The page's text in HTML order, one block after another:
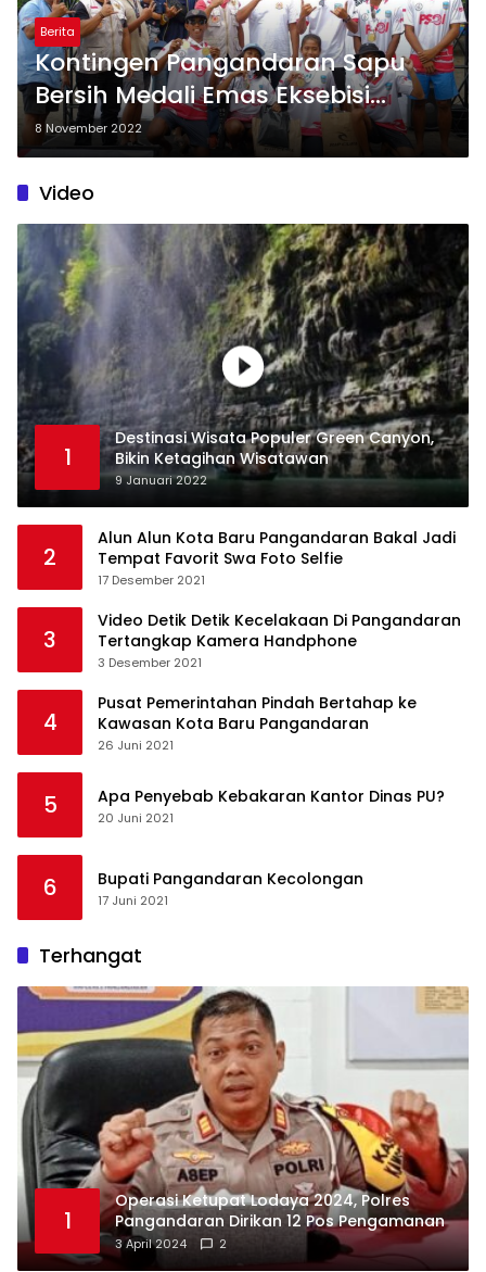
Berita
Kontingen Pangandaran Sapu
Bersih Medali Emas Eksebisi
Selancar Ombak Porprov Jabar
2022
8 November 2022
Video
1
Destinasi Wisata Populer Green Canyon,
Bikin Ketagihan Wisatawan
9 Januari 2022
2
Alun Alun Kota Baru Pangandaran Bakal Jadi
Tempat Favorit Swa Foto Selfie
17 Desember 2021
3
Video Detik Detik Kecelakaan Di Pangandaran
Tertangkap Kamera Handphone
3 Desember 2021
4
Pusat Pemerintahan Pindah Bertahap ke
Kawasan Kota Baru Pangandaran
26 Juni 2021
5 Apa Penyebab Kebakaran Kantor Dinas PU?
20 Juni 2021
6 Bupati Pangandaran Kecolongan
17 Juni 2021
Terhangat
1
Operasi Ketupat Lodaya 2024, Polres
Pangandaran Dirikan 12 Pos Pengamanan
3 April 2024 2